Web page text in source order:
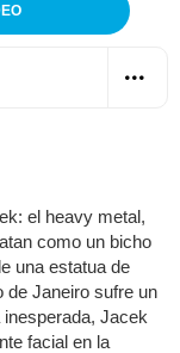
el heavy metal,
como un bicho
una estatua de
de Janeiro sufre un
Jacek
facial en la